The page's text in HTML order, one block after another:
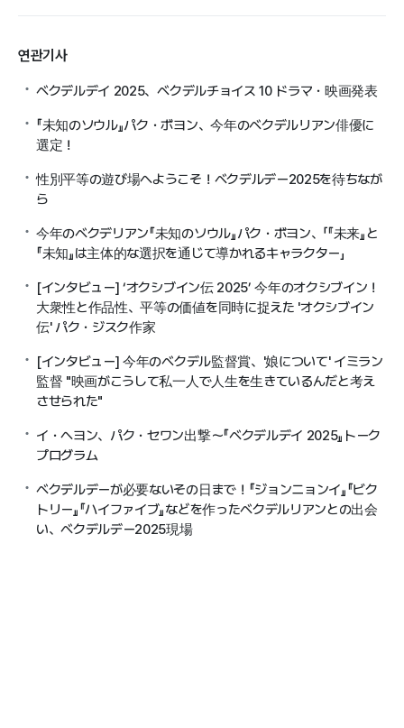
연관기사
ベクデルデイ 2025、ベクデルチョイス 10 ドラマ・映画発表
『未知のソウル』パク・ボヨン、今年のベクデルリアン俳優に
選定！
性別平等の遊び場へようこそ！ベクデルデー2025を待ちなが
ら
今年のベクデリアン『未知のソウル』パク・ボヨン、「『未来』と
『未知』は主体的な選択を通じて導かれるキャラクター」
[インタビュー] ‘オクシブイン伝 2025’ 今年のオクシブイン！
大衆性と作品性、平等の価値を同時に捉えた 'オクシブイン
伝' パク・ジスク作家
[インタビュー] 今年のベクデル監督賞、'娘について' イミラン
監督 "映画がこうして私一人で人生を生きているんだと考え
させられた"
イ・ヘヨン、パク・セワン出撃〜『ベクデルデイ 2025』トーク
プログラム
ベクデルデーが必要ないその日まで！『ジョンニョンイ』『ビク
トリー』『ハイファイブ』などを作ったベクデルリアンとの出会
い、ベクデルデー2025現場